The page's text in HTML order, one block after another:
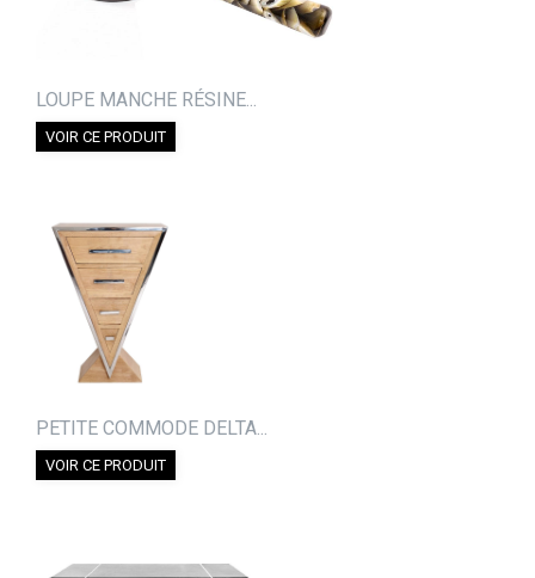
LOUPE MANCHE RÉSINE...
VOIR CE PRODUIT
PETITE COMMODE DELTA...
VOIR CE PRODUIT